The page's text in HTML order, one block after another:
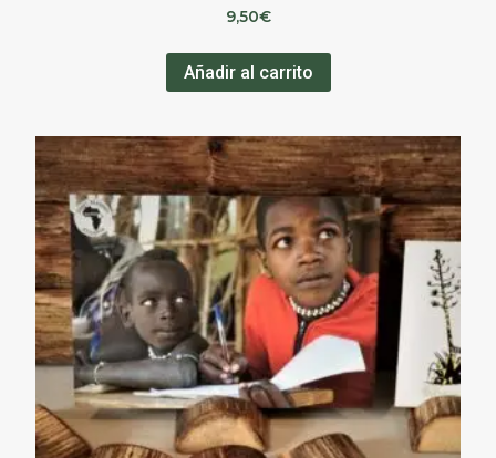
Valorado en
5.00
9,50€
Añadir al carrito